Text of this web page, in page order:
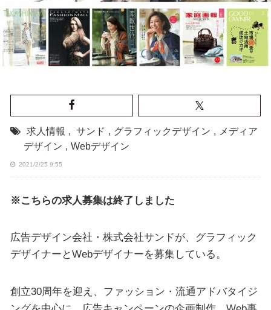
求人情報 , サンド , グラフィックデザイン , メディア
デザイン , Webデザイン
2021/2/25 9:55
※こちらの求人募集は終了しました
広告デザイン会社・株式会社サンドが、グラフィック
デザイナーとWebデザイナーを募集している。
創立30周年を迎え、ファッション・流通アドバタイジ